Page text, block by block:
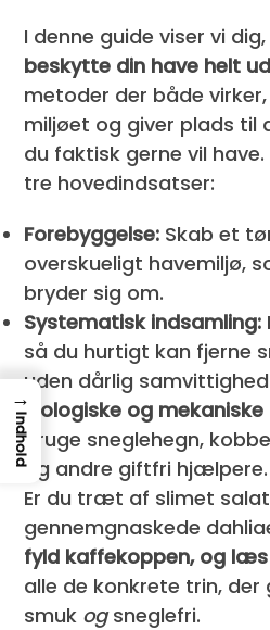
I denne guide viser vi dig,
beskytte din have helt
metoder der både
miljøet og giver plads til
du faktisk gerne vil
tre hovedindsatser:
Forebyggelse: Skab et
overskueligt havemiljø,
bryder sig om.
Systematisk indsamling:
så du hurtigt kan fjerne
uden dårlig
Biologiske og mekaniske
bruge sneglehegn,
og andre giftfri hjælpere.
Er du træt af slimet
gennemgnaskede
fyld kaffekoppen, og
alle de konkrete trin, der
smuk ogsneglefri.
→
Indhold